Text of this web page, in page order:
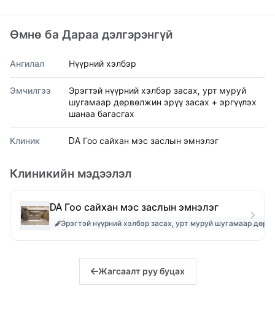
Өмнө ба Дараа дэлгэрэнгүй
Ангилал Нүүрний хэлбэр
Эмчилгээ
Эрэгтэй нүүрний хэлбэр засах, урт муруй
шугамаар дөрвөлжин эрүү засах + эргүүлэх
шанаа багасгах
Клиник DA Гоо сайхан мэс заслын эмнэлэг
Клиникийн мэдээлэл
DA Гоо сайхан мэс заслын эмнэлэг
Эрэгтэй нүүрний хэлбэр засах, урт муруй шугамаар
Жагсаалт руу буцах